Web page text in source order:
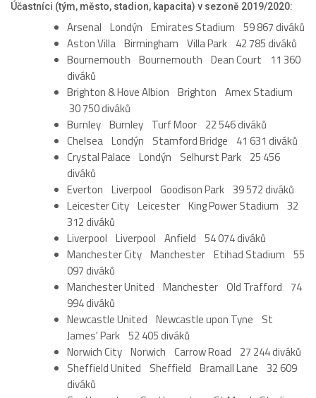
Účastníci (tým, město, stadion, kapacita) v sezoně 2019/2020:
Arsenal Londýn Emirates Stadium 59 867 diváků
Aston Villa Birmingham Villa Park 42 785 diváků
Bournemouth Bournemouth Dean Court 11 360
diváků
Brighton & Hove Albion Brighton Amex Stadium
30 750 diváků
Burnley Burnley Turf Moor 22 546 diváků
Chelsea Londýn Stamford Bridge 41 631 diváků
Crystal Palace Londýn Selhurst Park 25 456
diváků
Everton Liverpool Goodison Park 39 572 diváků
Leicester City Leicester King Power Stadium 32
312 diváků
Liverpool Liverpool Anfield 54 074 diváků
Manchester City Manchester Etihad Stadium 55
097 diváků
Manchester United Manchester Old Trafford 74
994 diváků
Newcastle United Newcastle upon Tyne St
James' Park 52 405 diváků
Norwich City Norwich Carrow Road 27 244 diváků
Sheffield United Sheffield Bramall Lane 32 609
diváků